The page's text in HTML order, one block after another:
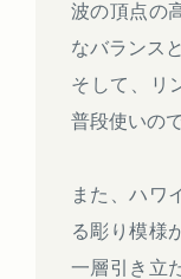
波の頂点の
なバランス
そして、リ
普段使いの
また、ハワ
る彫り模様
一層引き立